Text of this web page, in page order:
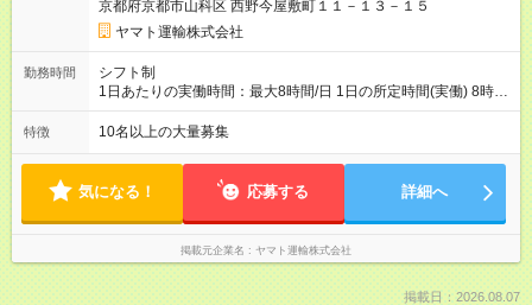
京都府京都市山科区 西野今屋敷町１１－１３－１５
ヤマト運輸株式会社
勤務時間
シフト制
1日あたりの実働時間：最大8時間/日 1日の所定時間(実働) 8時
間 週所定40時間 月間所定時間 165時間（残業時間25時間程
度） 年間所定時間 1，976時間（残業時間300時間程度） 【シ
勤務交番表(シフト制／15日締め)により定める ※法定労働時間に
よる管理
特徴 10名以上の大量募集
気になる！ 応募する 詳細へ
掲載元企業名 ヤマト運輸株式会社
掲載日：2026.08.07